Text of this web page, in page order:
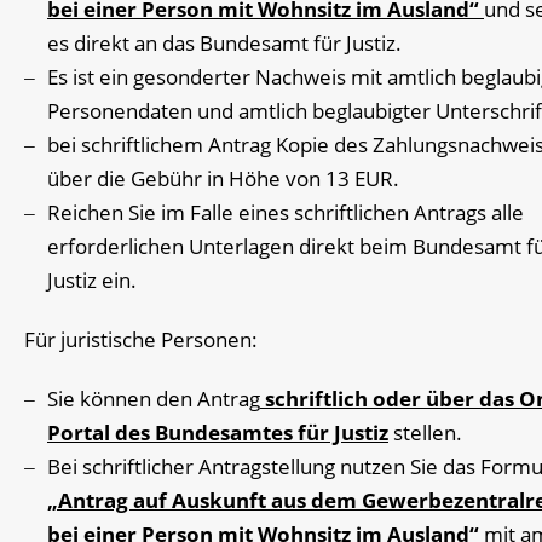
bei einer Person mit Wohnsitz im Ausland“ und
es direkt an das Bundesamt für Justiz.
Es ist ein gesonderter Nachweis mit amtlich
Personendaten und amtlich beglaubigter
bei schriftlichem Antrag Kopie des
über die Gebühr in Höhe von 13 EUR.
Reichen Sie im Falle eines schriftlichen Antrags alle
erforderlichen Unterlagen direkt beim Bundesamt
Justiz ein.
Für juristische Personen:
Sie können den Antragschriftlich oder über das
Portal des Bundesamtes für Justiz stellen.
Bei schriftlicher Antragstellung nutzen Sie das
„Antrag auf Auskunft aus dem
bei einer Person mit Wohnsitz im Ausland“ mit